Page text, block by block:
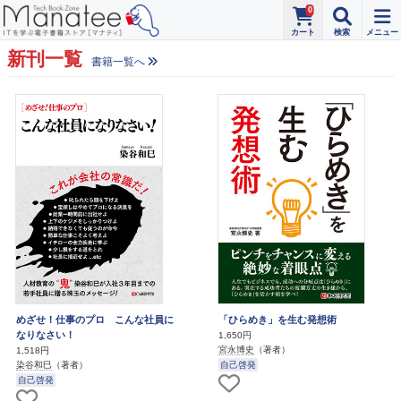
0
新刊一覧 書籍一覧へ
めざせ！仕事のプロ こんな社員に
なりなさい！
1,518円
染谷和巳 （著者）
自己啓発
「ひらめき」を生む発想術
1,650円
宮永博史 （著者）
自己啓発